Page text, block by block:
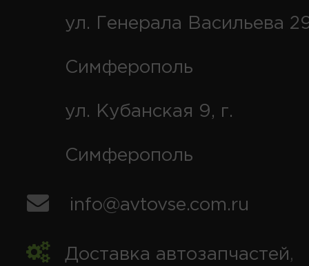
ул. Генерала Васильева
Симферополь
ул. Кубанская 9, г.
Симферополь
info@avtovse.com.ru
Доставка автозапчастей,